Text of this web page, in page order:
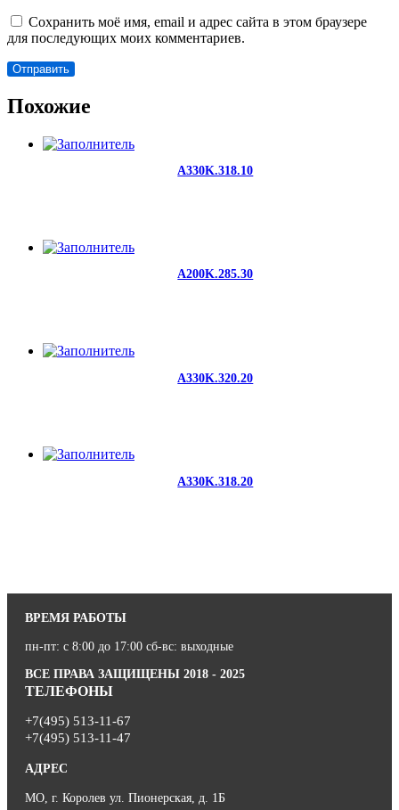
Сохранить моё имя, email и адрес сайта в этом браузере
для последующих моих комментариев.
Похожие
A330K.318.10
A200K.285.30
A330K.320.20
A330K.318.20
ВРЕМЯ РАБОТЫ
пн-пт: с 8:00 до 17:00 сб-вс: выходные
ВСЕ ПРАВА ЗАЩИЩЕНЫ 2018 - 2025
ТЕЛЕФОНЫ
+7(495) 513-11-67
+7(495) 513-11-47
АДРЕС
МО, г. Королев ул. Пионерская, д. 1Б